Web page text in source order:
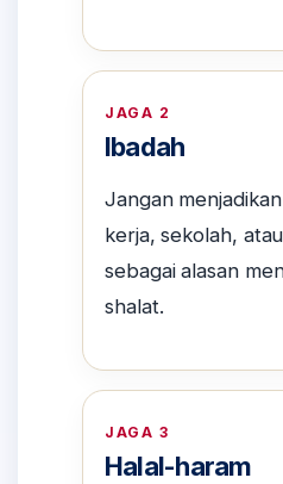
JAGA 2
Ibadah
Jangan
kerja, sekolah,
sebagai alasan
shalat.
JAGA 3
Halal-haram